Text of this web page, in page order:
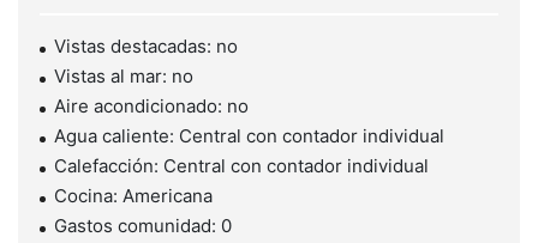
Vistas destacadas: no
Vistas al mar: no
Aire acondicionado: no
Agua caliente: Central con contador individual
Calefacción: Central con contador individual
Cocina: Americana
Gastos comunidad: 0